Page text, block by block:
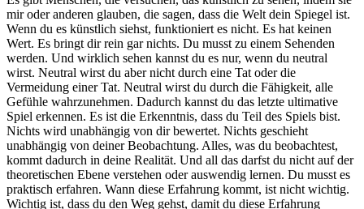
mir oder anderen glauben, die sagen, dass die Welt dein Spiegel ist.
Wenn du es künstlich siehst, funktioniert es nicht. Es hat keinen
Wert. Es bringt dir rein gar nichts. Du musst zu einem Sehenden
werden. Und wirklich sehen kannst du es nur, wenn du neutral
wirst. Neutral wirst du aber nicht durch eine Tat oder die
Vermeidung einer Tat. Neutral wirst du durch die Fähigkeit, alle
Gefühle wahrzunehmen. Dadurch kannst du das letzte ultimative
Spiel erkennen. Es ist die Erkenntnis, dass du Teil des Spiels bist.
Nichts wird unabhängig von dir bewertet. Nichts geschieht
unabhängig von deiner Beobachtung. Alles, was du beobachtest,
kommt dadurch in deine Realität. Und all das darfst du nicht auf der
theoretischen Ebene verstehen oder auswendig lernen. Du musst es
praktisch erfahren. Wann diese Erfahrung kommt, ist nicht wichtig.
Wichtig ist, dass du den Weg gehst, damit du diese Erfahrung